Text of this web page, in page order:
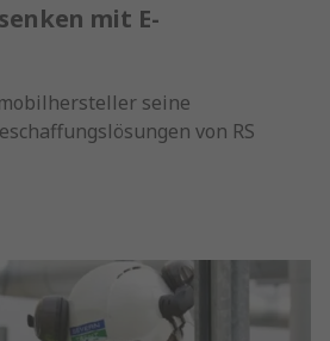
mit E-
seine
von RS